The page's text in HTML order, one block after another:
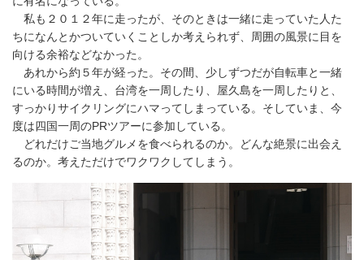
私も２０１２年に走ったが、そのときは一緒に走っていた人た
ちになんとかついていくことしか考えられず、周囲の風景に目を
向ける余裕などなかった。
あれから約５年が経った。その間、少しずつだが自転車と一緒
にいる時間が増え、台湾を一周したり、屋久島を一周したりと、
すっかりサイクリングにハマってしまっている。そしていま、今
度は四国一周のPRツアーに参加している。
どれだけご当地グルメを食べられるのか。どんな絶景に出会え
るのか。考えただけでワクワクしてしまう。